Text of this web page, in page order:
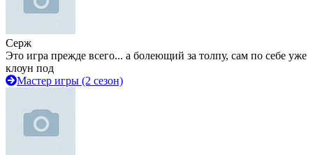
Серж
Это игра прежде всего... а болеющий за толпу, сам по себе уже
клоун под
Мастер игры (2 сезон)